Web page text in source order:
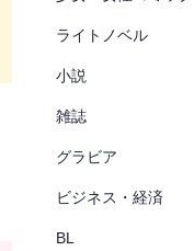
ライトノベル
小説
雑誌
グラビア
ビジネス・経済
BL